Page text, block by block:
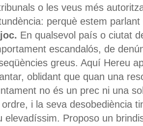
o les veus més
perquè estem
En qualsevol país o ciutat
escandalós, de
greus. Aquí Hereu
oblidant que quan una
no és un prec ni una
ordre, i la seva desobediència
elevadíssim. Proposo un